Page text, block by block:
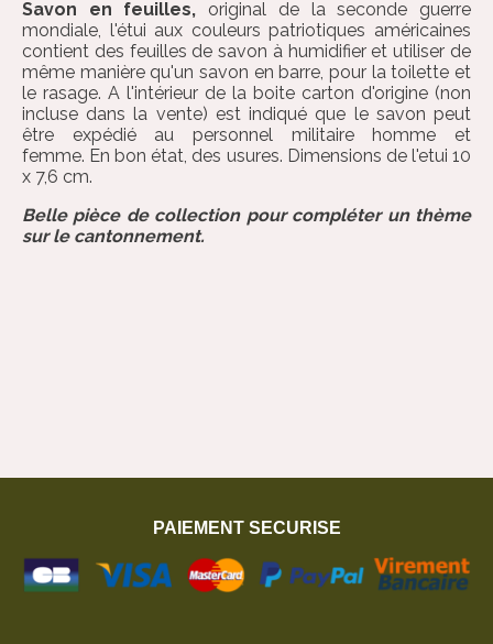
Savon en feuilles, original de la seconde guerre
mondiale, l'étui aux couleurs patriotiques américaines
contient des feuilles de savon à humidifier et utiliser de
même manière qu'un savon en barre, pour la toilette et
le rasage. A l'intérieur de la boite carton d'origine (non
incluse dans la vente) est indiqué que le savon peut
être expédié au personnel militaire homme et
femme. En bon état, des usures. Dimensions de l'etui 10
x 7,6 cm.
Belle pièce de collection pour compléter un thème
sur le cantonnement.
PAIEMENT SECURISE